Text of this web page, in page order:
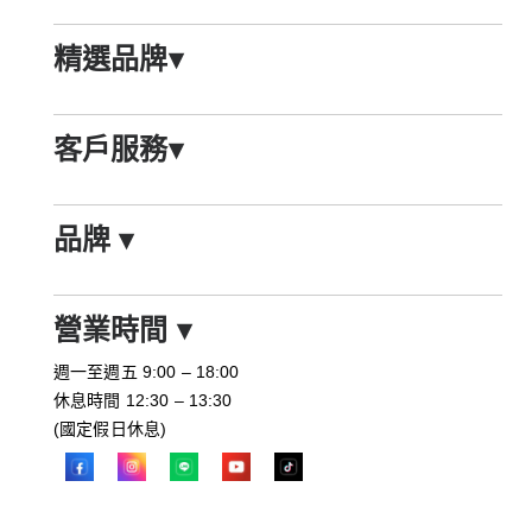
精選品牌▾
客戶服務▾
品牌▾
營業時間 ▾
週一至週五 9:00 – 18:00
休息時間 12:30 – 13:30
(國定假日休息)